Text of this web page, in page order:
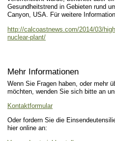
Gesundheitstrend in Gebieten rund
Canyon, USA. Für weitere
http://calcoastnews.com/2014/03/
nuclear-plant/
Mehr Informationen
Wenn Sie Fragen haben, oder mehr
möchten, wenden Sie sich bitte an
Kontaktformular
Oder fordern Sie die
hier online an: